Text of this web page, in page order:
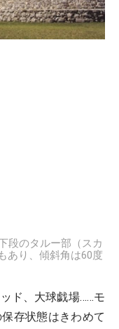
段のタルー部（スカ
あり、傾斜角は60度
ド、大球戯場……モ
存状態はきわめて